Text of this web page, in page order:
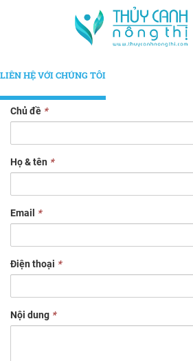
LIÊN HỆ VỚI CHÚNG TÔI
Chủ đề *
Họ & tên *
Email *
Điện thoại *
Nội dung *